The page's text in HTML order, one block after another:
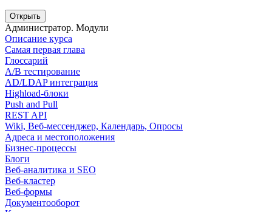
Открыть
Администратор. Модули
Описание курса
Самая первая глава
Глоссарий
A/B тестирование
AD/LDAP интеграция
Highload-блоки
Push and Pull
REST API
Wiki, Веб-мессенджер, Календарь, Опросы
Адреса и местоположения
Бизнес-процессы
Блоги
Веб-аналитика и SEO
Веб-кластер
Веб-формы
Документооборот